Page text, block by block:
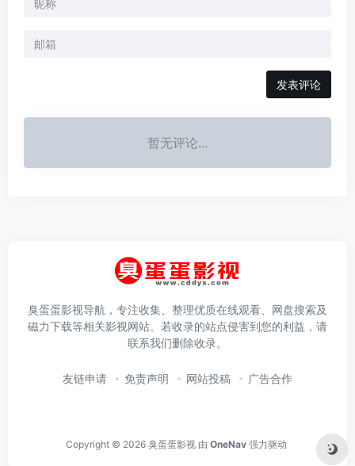
发表评论
暂无评论...
臭蛋蛋影视导航，专注收集、整理优质在线观看、网盘搜索及
磁力下载等相关影视网站。若收录的站点侵害到您的利益，请
联系我们删除收录。
友链申请 免责声明 网站投稿 广告合作
Copyright © 2026 臭蛋蛋影视 由 OneNav 强力驱动